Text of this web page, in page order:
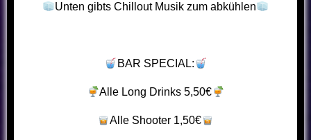
Unten gibts Chillout Musik zum abkühlen
BAR SPECIAL:
Alle Long Drinks 5,50€
Alle Shooter 1,50€